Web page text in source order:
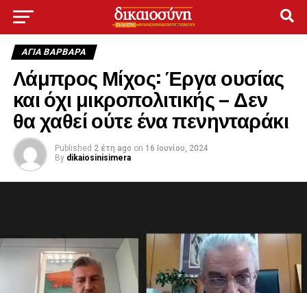
ΑΓΙΑ ΒΑΡΒΑΡΑ
Λάμπρος Μίχος: Έργα ουσίας
και όχι μικροπολιτικής – Δεν
θα χαθεί ούτε ένα πενηνταράκι
Published 2 έτη ago on 16 Ιουνίου, 2024
By dikaiosinisimera